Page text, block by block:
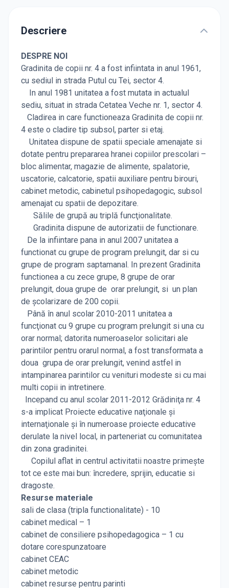
Descriere
DESPRE NOI
Gradinita de copii nr. 4 a fost infiintata in anul 1961,
cu sediul in strada Putul cu Tei, sector 4.
In anul 1981 unitatea a fost mutata in actualul
sediu, situat in strada Cetatea Veche nr. 1, sector 4.
Cladirea in care functioneaza Gradinita de copii nr.
4 este o cladire tip subsol, parter si etaj.
Unitatea dispune de spatii speciale amenajate si
dotate pentru prepararea hranei copiilor prescolari –
bloc alimentar, magazie de alimente, spalatorie,
uscatorie, calcatorie, spatii auxiliare pentru birouri,
cabinet metodic, cabinetul psihopedagogic, subsol
amenajat cu spatii de depozitare.
Sălile de grupă au triplă funcţionalitate.
Gradinita dispune de autorizatii de functionare.
De la infiintare pana in anul 2007 unitatea a
functionat cu grupe de program prelungit, dar si cu
grupe de program saptamanal. In prezent Gradinita
functionea a cu zece grupe, 8 grupe de orar
prelungit, doua grupe de orar prelungit, si un plan
de şcolarizare de 200 copii.
Până în anul scolar 2010-2011 unitatea a
funcţionat cu 9 grupe cu program prelungit si una cu
orar normal; datorita numeroaselor solicitari ale
parintilor pentru orarul normal, a fost transformata a
doua grupa de orar prelungit, venind astfel in
intampinarea parintilor cu venituri modeste si cu mai
multi copii in intretinere.
Incepand cu anul scolar 2011-2012 Grădiniţa nr. 4
s-a implicat Proiecte educative naţionale şi
internaţionale şi în numeroase proiecte educative
derulate la nivel local, in parteneriat cu comunitatea
din zona gradinitei.
Copilul aflat in centrul activitatii noastre primeşte
tot ce este mai bun: încredere, sprijin, educatie si
dragoste.
Resurse materiale
sali de clasa (tripla functionalitate) - 10
cabinet medical – 1
cabinet de consiliere psihopedagogica – 1 cu
dotare corespunzatoare
cabinet CEAC
cabinet metodic
cabinet resurse pentru parinti